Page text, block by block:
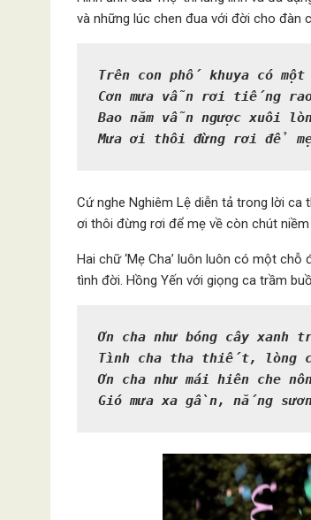
và những lúc chen đua với đời cho đàn
Trên con phố khuya có một
Cơn mưa vẫn rơi tiếng
Bao năm vẫn ngược xuôi
Mưa ơi thôi đừng rơi để
Cứ nghe Nghiêm Lệ diễn tả trong lời ca
ơi thôi đừng rơi để mẹ về còn chút niềm
Hai chữ ‘Mẹ Cha’ luôn luôn có một
tình đời. Hồng Yến với giọng ca trầm
Ơn cha như bóng cây xanh
Tình cha tha thiết, lòng
Ơn cha như mái hiên che
Gió mưa xa gần, nắng